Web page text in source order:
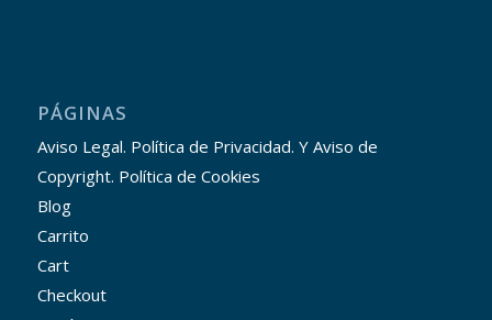
PÁGINAS
Aviso Legal. Política de Privacidad. Y Aviso de
Copyright. Política de Cookies
Blog
Carrito
Cart
Checkout